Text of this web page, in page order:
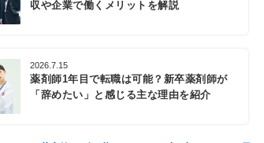
収や企業で働くメリットを解説
2026.7.15
薬剤師1年目で転職は可能？新卒薬剤師が
「辞めたい」と感じる主な理由を紹介